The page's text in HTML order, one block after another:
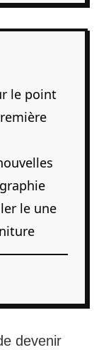
le point
le une
devenir